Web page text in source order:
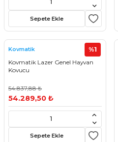
Sepete Ekle
Kovmatik
Kovmatik Lazer Genel Hayvan
Kovucu
%1
54.837,88 ₺
54.289,50 ₺
Sepete Ekle